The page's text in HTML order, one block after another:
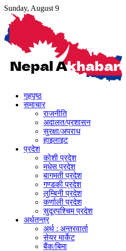
Skip
content
Sunday, August 9
गृहपृष्ठ
समाचार
राजनीति
अदालत/प्रशासन
सुरक्षा/अपराध
हाइलाइट
प्रदेश
कोशी प्रदेश
मधेस प्रदेश
बागमती प्रदेश
गण्डकी प्रदेश
लुम्बिनी प्रदेश
कर्णाली प्रदेश
सुदूरपश्चिम प्रदेश
अर्थतन्त्र
अर्थ : अन्तरवार्ता
सेयर मार्केट
बैंक/बिमा